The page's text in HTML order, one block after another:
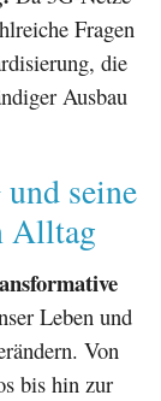
Fragen
die
Ausbau
seine
Alltag
Leben und
Von
bis hin zur